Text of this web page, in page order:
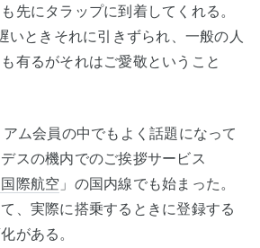
先にタラップに到着してくれる。
いときそれに引きずられ、一般の人
有るがそれはご愛敬ということ
ム会員の中でもよく話題になって
スの機内でのご挨拶サービス
際航空 」の国内線でも始まった。
、実際に搭乗するときに登録する
がある。